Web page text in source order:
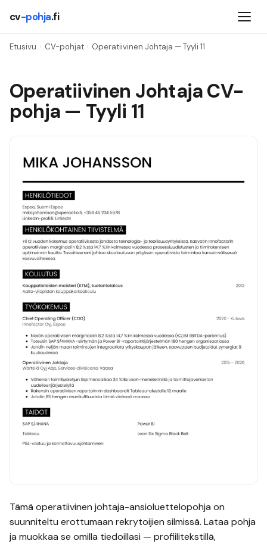
cv-pohja.fi
Etusivu › CV-pohjat › Operatiivinen Johtaja — Tyyli11
Operatiivinen JohtajaCV-
pohja — Tyyli 11
Tämä operatiivinen johtaja-ansioluettelopohja on
suunniteltu erottumaan rekrytoijien silmissä. Lataa pohja
ja muokkaa se omilla tiedoillasi — profiilitekstillä,